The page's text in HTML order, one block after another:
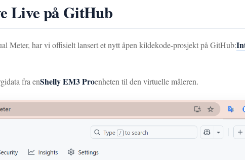
Live på GitHub
Meter, har vi offisielt lansert et nytt åpen kildekode-prosjekt på GitHub:
fra enShelly EM3 Proenheten til den virtuelle måleren.